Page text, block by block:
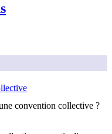
convention collective ?